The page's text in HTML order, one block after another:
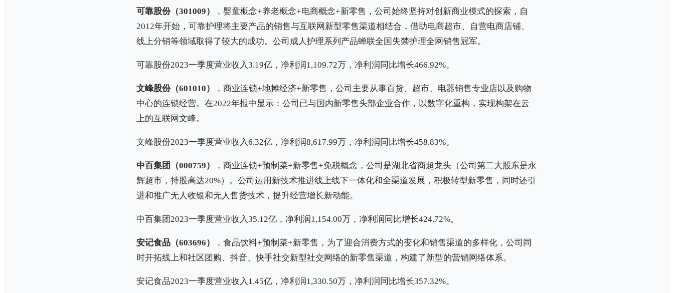
可靠股份（301009）
，婴童概念+养老概念+电商概念+新零售，公司始终坚持对创新商业模式的探索，自
2012年开始，可靠护理将主要产品的销售与互联网新型零售渠道相结合，借助电商超市、自营电商店铺、
线上分销等领域取得了较大的成功。公司成人护理系列产品蝉联全国失禁护理全网销售冠军。
可靠股份2023一季度营业收入3.19亿，净利润1,109.72万，净利润同比增长466.92%。
文峰股份（601010）
，商业连锁+地摊经济+新零售，公司主要从事百货、超市、电器销售专业店以及购物
中心的连锁经营。在2022年报中显示：公司已与国内新零售头部企业合作，以数字化重构，实现构架在云
上的互联网文峰。
文峰股份2023一季度营业收入6.32亿，净利润8,617.99万，净利润同比增长458.83%。
中百集团（000759）
，商业连锁+预制菜+新零售+免税概念，公司是湖北省商超龙头（公司第二大股东是永
辉超市，持股高达20%）。公司运用新技术推进线上线下一体化和全渠道发展，积极转型新零售，同时还引
进和推广无人收银和无人售货技术，提升经营增长新动能。
中百集团2023一季度营业收入35.12亿，净利润1,154.00万，净利润同比增长424.72%。
安记食品（603696）
，食品饮料+预制菜+新零售，为了迎合消费方式的变化和销售渠道的多样化，公司同
时开拓线上和社区团购、抖音、快手社交新型社交网络的新零售渠道，构建了新型的营销网络体系。
安记食品2023一季度营业收入1.45亿，净利润1,330.50万，净利润同比增长357.32%。